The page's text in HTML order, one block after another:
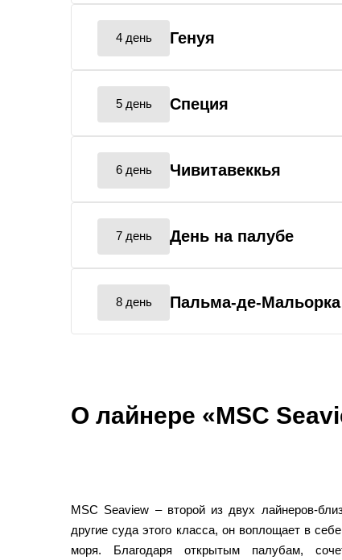
4 день Генуя
5 день Специя
6 день Чивитавеккья
7 день День на палубе
8 день Пальма-де-Мальорка
О лайнере «MSC
MSC Seaview – второй из двух лайнеров-
другие суда этого класса, он воплощает в
моря. Благодаря открытым палубам,